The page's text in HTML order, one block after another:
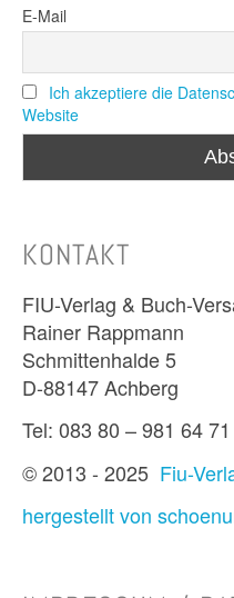
E-Mail
Ich akzeptiere die
Website
KONTAKT
FIU-Verlag & Buch-
Rainer Rappmann
Schmittenhalde 5
D-88147 Achberg
Tel: 083 80 – 981 64 71
© 2013 - 2025 Fiu-
hergestellt von